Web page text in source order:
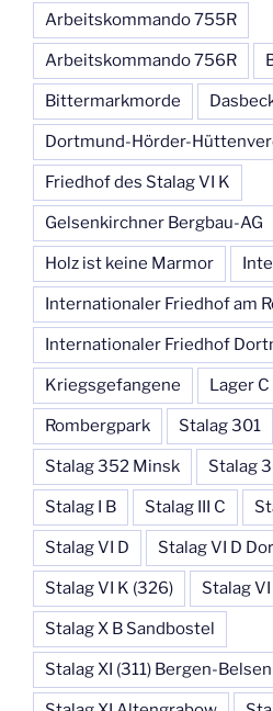
Arbeitskommando 755R
Arbeitskommando 756R
Bittermarkmorde
Dortmund-Hörder-
Friedhof des Stalag VI K
Gelsenkirchner Bergbau-AG
Holz ist keine Marmor
Internationaler Friedhof am
Internationaler Friedhof
Kriegsgefangene Lager
Rombergpark Stalag 301
Stalag 352 Minsk Stalag
Stalag I B Stalag III C
Stalag VI D Stalag VI D
Stalag VI K (326) Stalag
Stalag X B Sandbostel
Stalag XI (311) Bergen-Belsen